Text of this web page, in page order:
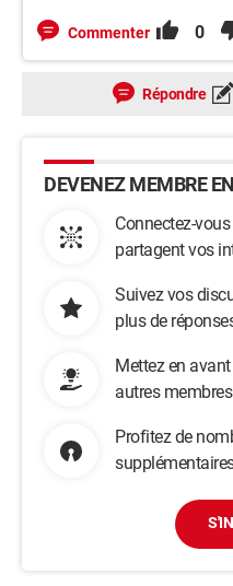
Commenter 0
Répondre
DEVENEZ MEMBRE
Connectez-
partagent vos
Suivez vos
plus de
Mettez en
autres membres
Profitez de